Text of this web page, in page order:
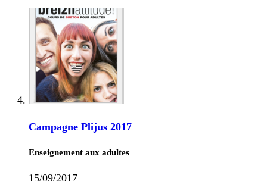
Campagne Plijus 2017
Enseignement aux adultes
15/09/2017